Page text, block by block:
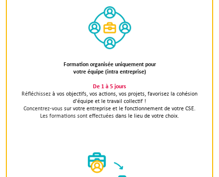
Formation organisée uniquement pour
votre équipe (intra entreprise)
De 1 à 5 jours
Réfléchissezà vos objectifs, vos actions, vos projets, favorisez la cohésion
d'équipe et le travail collectif !
Concentrez-voussur votre entreprise et le fonctionnement de votre CSE.
Les formations sont effectuéesdans le lieu de votre choix.